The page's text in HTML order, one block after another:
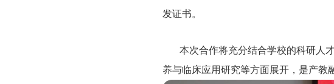
发证书。
本次合作将充分结合学校的科研人
养与临床应用研究等方面展开，是产教